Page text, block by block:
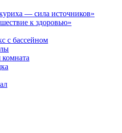
— сила источников»
к здоровью»
с бассейном
комната